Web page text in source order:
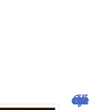
Cliquojeux : découverte et avis